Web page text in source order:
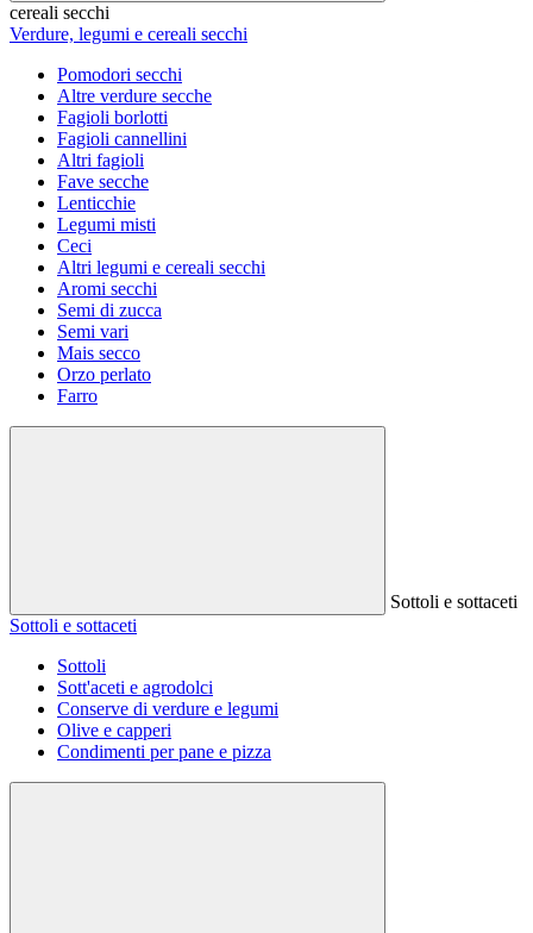
cereali secchi
Verdure, legumi e cereali secchi
Pomodori secchi
Altre verdure secche
Fagioli borlotti
Fagioli cannellini
Altri fagioli
Fave secche
Lenticchie
Legumi misti
Ceci
Altri legumi e cereali secchi
Aromi secchi
Semi di zucca
Semi vari
Mais secco
Orzo perlato
Farro
Sottoli e sottaceti
Sottoli e sottaceti
Sottoli
Sott'aceti e agrodolci
Conserve di verdure e legumi
Olive e capperi
Condimenti per pane e pizza